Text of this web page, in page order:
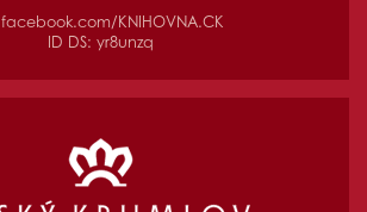
facebook.com/KNIHOVNA.CK
ID DS: yr8unzq